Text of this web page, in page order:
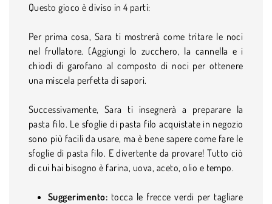
Questo gioco è diviso in 4 parti:
Per prima cosa, Sara ti mostrerà come tritare le noci
nel frullatore. (Aggiungi lo zucchero, la cannella e i
chiodi di garofano al composto di noci per ottenere
una miscela perfetta di sapori.
Successivamente, Sara ti insegnerà a preparare la
pasta filo. Le sfoglie di pasta filo acquistate in negozio
sono più facili da usare, ma è bene sapere come fare le
sfoglie di pasta filo. E divertente da provare! Tutto ciò
di cui hai bisogno è farina, uova, aceto, olio e tempo.
Suggerimento: tocca le frecce verdi per tagliare